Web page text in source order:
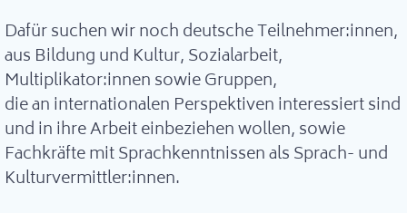
Dafür suchen wir noch deutsche Teilnehmer:innen,
aus Bildung und Kultur, Sozialarbeit,
Multiplikator:innen sowie Gruppen,
die an internationalen Perspektiven interessiert sind
und in ihre Arbeit einbeziehen wollen, sowie
Fachkräfte mit Sprachkenntnissen als Sprach- und
Kulturvermittler:innen.